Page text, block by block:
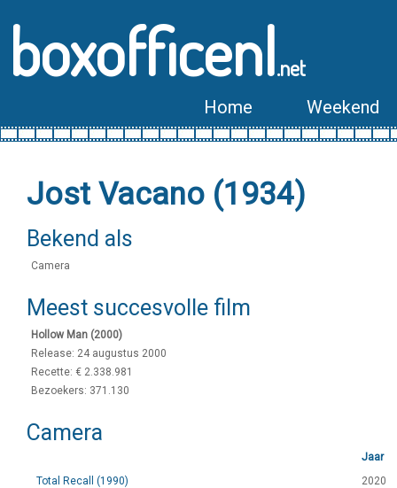
boxofficenl.net
Home Weekend
Jost Vacano (1934)
Bekend als
Camera
Meest succesvolle film
Hollow Man (2000)
Release: 24 augustus 2000
Recette: € 2.338.981
Bezoekers: 371.130
Camera
Jaar
Total Recall (1990)
2020